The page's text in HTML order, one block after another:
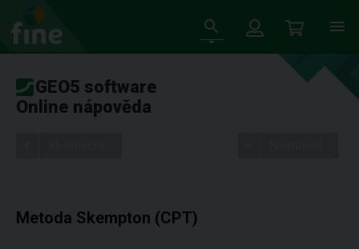
GEO5 software
Online nápověda
Metoda Skempton (CPT)